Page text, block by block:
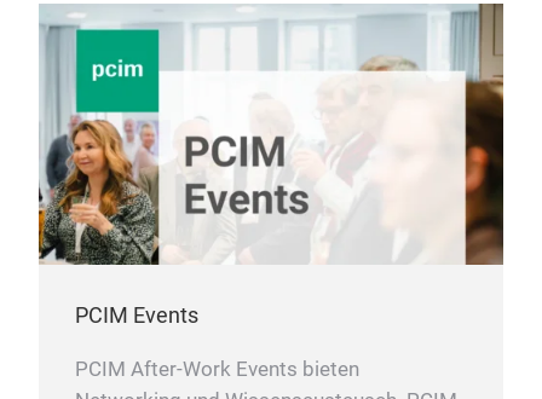
PCIM Events
PCIM After-Work Events bieten